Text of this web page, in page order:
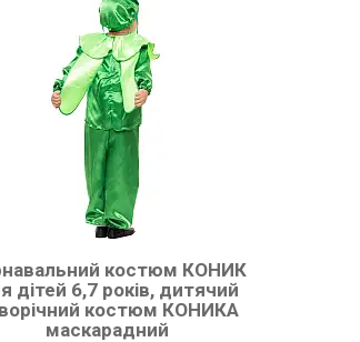
костюм КОНИК
дітей 6,7 років, дитячий
костюм КОНИКА
маскарадний